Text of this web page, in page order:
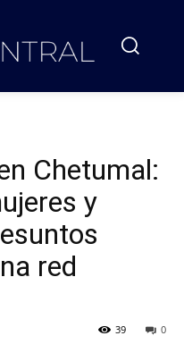
Chetumal:
y
red
0
39